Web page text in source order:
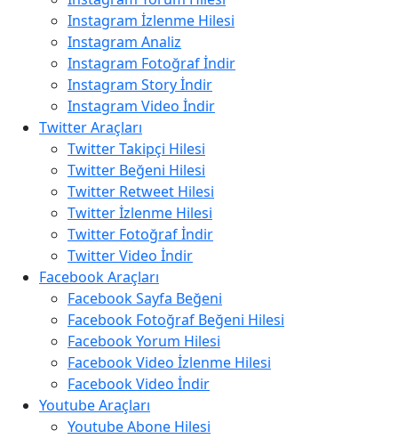
Instagram İzlenme Hilesi
Instagram Analiz
Instagram Fotoğraf İndir
Instagram Story İndir
Instagram Video İndir
Twitter Araçları
Twitter Takipçi Hilesi
Twitter Beğeni Hilesi
Twitter Retweet Hilesi
Twitter İzlenme Hilesi
Twitter Fotoğraf İndir
Twitter Video İndir
Facebook Araçları
Facebook Sayfa Beğeni
Facebook Fotoğraf Beğeni Hilesi
Facebook Yorum Hilesi
Facebook Video İzlenme Hilesi
Facebook Video İndir
Youtube Araçları
Youtube Abone Hilesi